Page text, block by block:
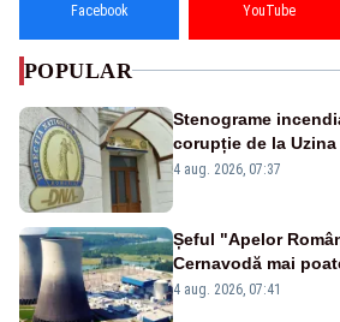
Facebook YouTube
POPULAR
Stenograme
corupție de la
banilor din
4 aug. 2026, 07:37
Șeful "Apelor
Cernavodă mai
zile
4 aug. 2026, 07:41